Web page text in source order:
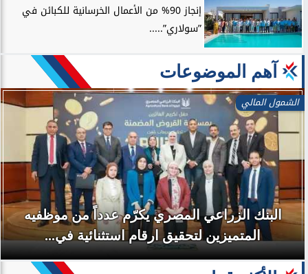
إنجاز 90% من الأعمال الخرسانية للكبائن في
”سولاري”.....
آهم الموضوعات
الشمول المالي
البنك الزراعي المصري يكرّم عدداً من موظفيه
المتميزين لتحقيق ارقام استثنائية في...